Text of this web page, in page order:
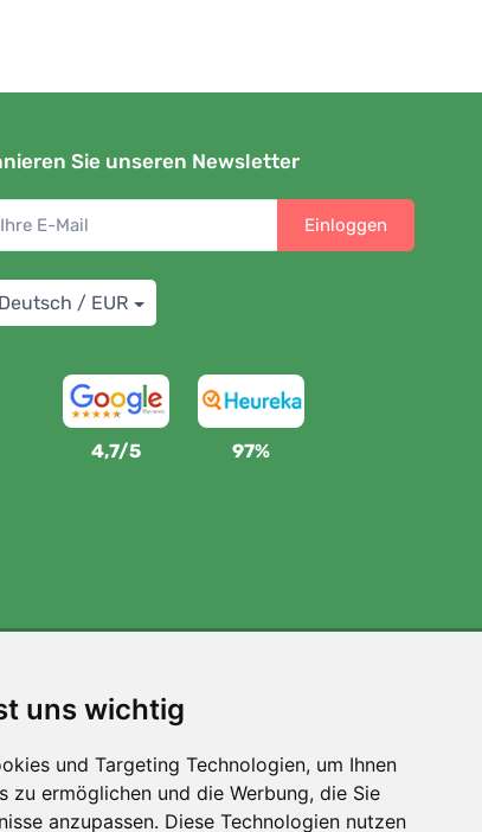
uns wichtig
und Targeting Technologien, um Ihnen
zu ermöglichen und die Werbung, die Sie
anzupassen. Diese Technologien nutzen
Sie unseren Newsletter
Einloggen
Deutsch / EUR
4,7/5 97%
Wir unterstützen Trees.org
Für jede Bestellung pflanzen wir einen Baum! Mehr